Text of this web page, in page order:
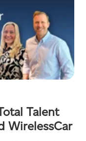
Talent
WirelessCar